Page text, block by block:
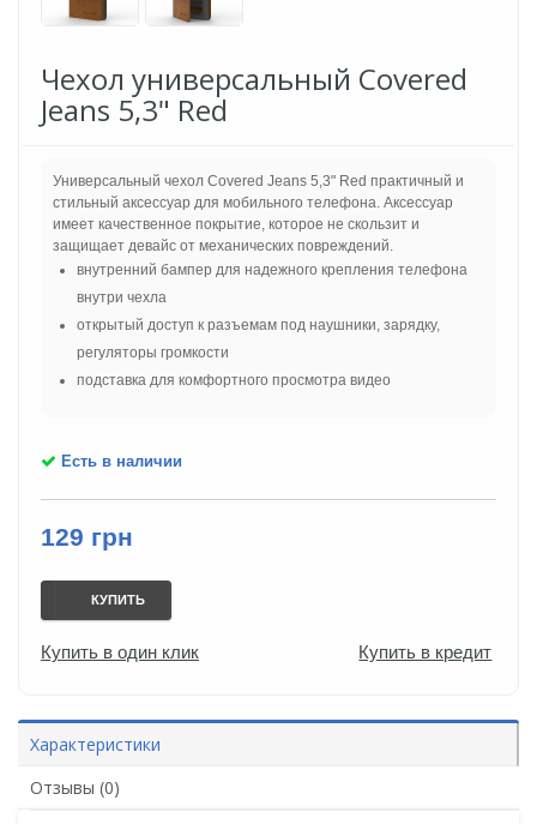
Чехол универсальный Covered
Jeans 5,3" Red
Универсальный чехол Covered Jeans 5,3" Red практичный и
стильный аксессуар для мобильного телефона. Аксессуар
имеет качественное покрытие, которое не скользит и
защищает девайс от механических повреждений.
внутренний бампер для надежного крепления телефона
внутри чехла
открытый доступ к разъемам под наушники, зарядку,
регуляторы громкости
подставка для комфортного просмотра видео
Есть в наличии
129 грн
КУПИТЬ
Купить в один клик Купить в кредит
Характеристики
Отзывы (0)